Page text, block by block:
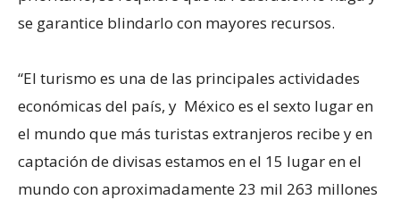
se garantice blindarlo con mayores recursos.
“El turismo es una de las principales actividades
económicas del país, y México es el sexto lugar en
el mundo que más turistas extranjeros recibe y en
captación de divisas estamos en el 15 lugar en el
mundo con aproximadamente 23 mil 263 millones